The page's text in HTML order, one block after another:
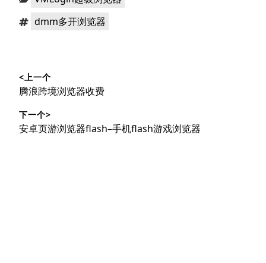
标 dmm多开浏览器
章
导
航
<上一个
上
文
章：
腾浪跨境浏览器收费
下一个>
下
安卓页游浏览器flash–手机flash游戏浏览器